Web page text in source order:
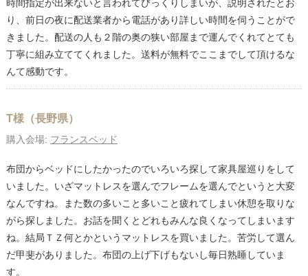
時間指定が出来ないと言われてびっくりしまいが、説明されたとお
り、前日の夜に配送業者から電話があり詳しい時間を伺うことがで
きました。配送の人も２階の奥の狭い部屋まで運んでくれてとても
丁寧に組み立ててくれました。送料が無料でここまでして頂けるな
んて感動です。
T様（長野県）
購入会場: フランスベッド
布団からベッドにしたかったのでいろいろ探して家具屋巡りをして
いました。いざマットレスを選んでフレームを選んでというと大変
なんですね。また数の多いこと多いこと疲れてしまい休憩を取りな
がら探しました。お話を聞くとどれもみんな良くなってしまいます
ね。結局ＴＺ何とかというマットレスを買いました。苦労して選ん
だ甲斐がありました。布団の上げ下げもないし毎日熟睡していま
す。